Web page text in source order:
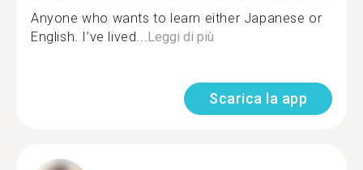
Anyone who wants to learn either Japanese or
English. I’ve lived...Leggi di più
Scarica la app